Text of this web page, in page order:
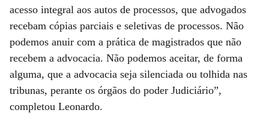
acesso integral aos autos de processos, que advogados
recebam cópias parciais e seletivas de processos. Não
podemos anuir com a prática de magistrados que não
recebem a advocacia. Não podemos aceitar, de forma
alguma, que a advocacia seja silenciada ou tolhida nas
tribunas, perante os órgãos do poder Judiciário”,
completou Leonardo.